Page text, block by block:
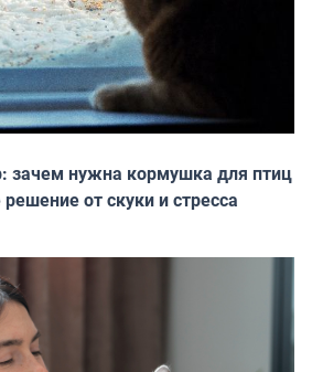
зачем нужна кормушка для птиц
от скуки и стресса